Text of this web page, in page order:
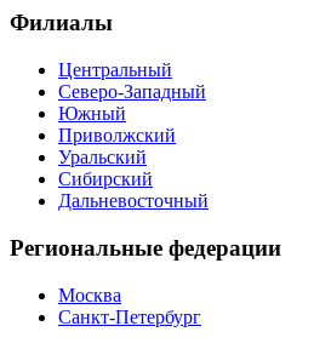
Филиалы
Центральный
Северо-Западный
Южный
Приволжский
Уральский
Сибирский
Дальневосточный
Региональные федерации
Москва
Санкт-Петербург